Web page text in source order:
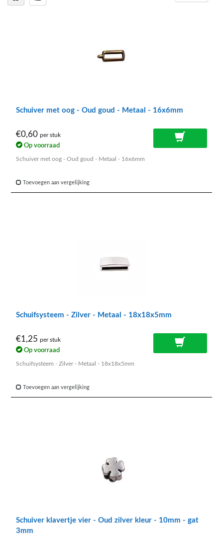
Schuiver met oog - Oud goud - Metaal - 16x6mm
€0,60 per stuk
Op voorraad
Schuiver met oog - Oud goud - Metaal - 16x6mm
Toevoegen aan vergelijking
Schuifsysteem - Zilver - Metaal - 18x18x5mm
€1,25 per stuk
Op voorraad
Schuifsysteem - Zilver - Metaal - 18x18x5mm
Toevoegen aan vergelijking
Schuiver klavertje vier - Oud zilver kleur - 10mm - gat
3mm